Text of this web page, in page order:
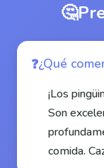
🤔
¿Qué
¡Los
Son
comida.